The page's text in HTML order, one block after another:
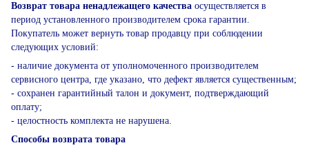
Возврат товара ненадлежащего качества осуществляется в
период установленного производителем срока гарантии.
Покупатель может вернуть товар продавцу при соблюдении
следующих условий:
- наличие документа от уполномоченного производителем
сервисного центра, где указано, что дефект является существенным;
- сохранен гарантийный талон и документ, подтверждающий
оплату;
- целостность комплекта не нарушена.
Способы возврата товара